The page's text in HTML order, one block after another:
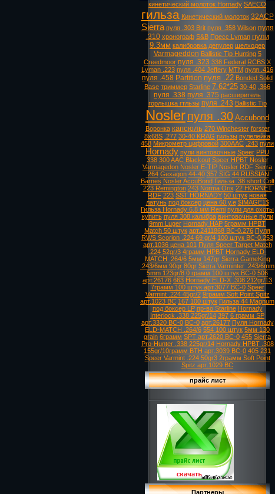
кинетический молоток Hornady SAECO
гильза Кинетический молоток 32ACP
Sierra пуля .303 Brit пуля .358 Wilson пуля
.310 хронограф S&B Пресс Lyman пули
9.3мм калибровка депулер шелходер
Varmageddon Ballistic Tip Hunting 5
Creedmoor пуля .323 338 Federal RCBS X
Lyman .223 пуля .404 Jeffery MTM пуля .416
пуля .458 Partition пуля .22 Bonded Solid
Base триммер Starline 7.62*25 30-40 .366
пуля .338 пуля .375 расширитель
горлышка гтльзы пуля .243 Ballistic Tip
Noslerпуля .30 Accubond
Воронка капсюль 270 Winchester forster
8х68S .277 30-40 KRAG гильзы пулелейка
458 Микрометр цифровой 300AAC .243 пули
Hornady пули винтовочные Speer PPU
338 300 AAC Blackout Speer HPBT Nosler
Varmagedon Nosler E-TIP Nosler RDF Sierra
.264 Gexagon 44-40 357 SIG 44 RUSSIAN
Barnes Nosler AccuBond Гильза .38 short Colt
223 Remington 243 Norma Orix 22 HORNET
RDF 223 SST HORNADY 50 штук новая
латунь под боксер цена 60 у.е $IMAGE1$
Гильза Hornady 6.8 мм Remi пули для охоты
купить пуля 308 калибра винтовочные пули
9mm Luger Hornady HAP 5грамм HPBT
Match 50 штук арт.2411868 ВС-0.276 Пуля
RWS Scorion .224 69 gr/4 100 штук ВС-0.253
арт.1036 цена 101 Пуля Speer Target Match
.224 52gr/3 4грамм HPBT Hornady ELD-
MATCH .264/6 5мм 147gr Sierra GameKing
.243/6мм 90gr 80gr Sierra Varminter .243/6mm
5mm 123gr/8 0 грамм 100 штук ВС-0 506
арт.26176 663 Hornady ELD-X .308 212gr/13
7грамм 100 штук арт.3077 ВС-0 Speer
Varmint .224 45gr/2 9грамм Soft Point Spitz
арт.1023 ВС 167 100 штук Гильза 44 Magnum
под боксер LP пр-во Starline Hornady
Interlock .338 225gr/14 397 6 грамм SP
арт.3320 ВС-0 ВС-0 арт.26177 Пуля Hornady
ELD-MATCH .264/6 554 100 штук 5мм 130
grain 6грамм SPT арт.2620 ВС-0 455 Sierra
Pro-Hunter .338 225gr/14 Hornady HPBT .308
155gr/10грамм BTH арт.3039 ВС-0 405 231
Speer Varmint .224 50gr3 2грамм Soft Point
Spitz арт.1029 ВС
прайс лист
Партнеры